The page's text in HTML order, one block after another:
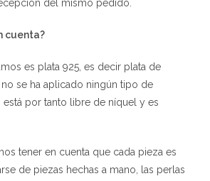
del mismo pedido.
cuenta?
es plata 925, es decir plata de
se ha aplicado ningún tipo de
está por tanto libre de níquel y es
tener en cuenta que cada pieza es
de piezas hechas a mano, las perlas